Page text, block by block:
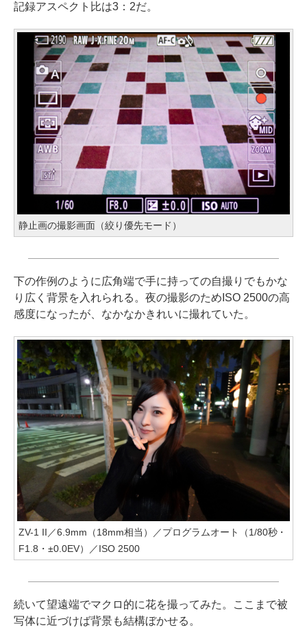
記録アスペクト比は3：2だ。
静止画の撮影画面（絞り優先モード）
下の作例のように広角端で手に持っての自撮りでもかな
り広く背景を入れられる。夜の撮影のためISO 2500の高
感度になったが、なかなかきれいに撮れていた。
ZV-1 II／6.9mm（18mm相当）／プログラムオート（1/80秒・
F1.8・±0.0EV）／ISO 2500
続いて望遠端でマクロ的に花を撮ってみた。ここまで被
写体に近づけば背景も結構ぼかせる。